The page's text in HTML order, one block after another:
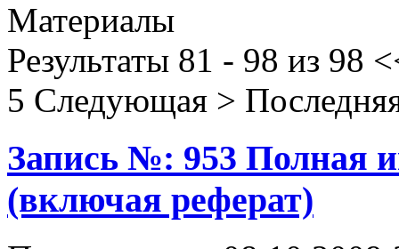
Материалы
Результаты 81 - 98 из 98
5 Следующая >
Запись №: 953 Полная
(включая реферат)